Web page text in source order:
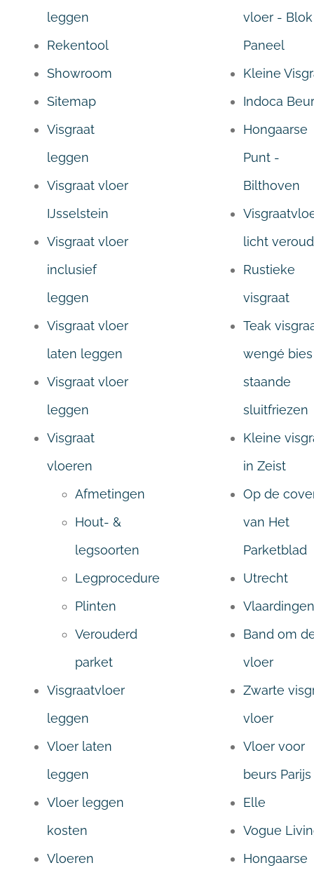
leggen
Rekentool
Showroom
Sitemap
Visgraat
leggen
Visgraat vloer
IJsselstein
Visgraat vloer
inclusief
leggen
Visgraat vloer
laten leggen
Visgraat vloer
leggen
Visgraat
vloeren
Afmetingen
Hout- &
legsoorten
Legprocedure
Plinten
Verouderd
parket
Visgraatvloer
leggen
Vloer laten
leggen
Vloer leggen
kosten
Vloeren
vloer - Blok
Paneel
Kleine
Indoca
Hongaarse
Punt -
Bilthoven
licht
Rustieke
visgraat
Teak
wengé
staande
sluitfriezen
Kleine
in Zeist
Op de
van Het
Parketblad
Utrecht
Vlaardingen
Band om
vloer
Zwarte
vloer
Vloer voor
beurs Parijs
Elle
Vogue
Hongaarse